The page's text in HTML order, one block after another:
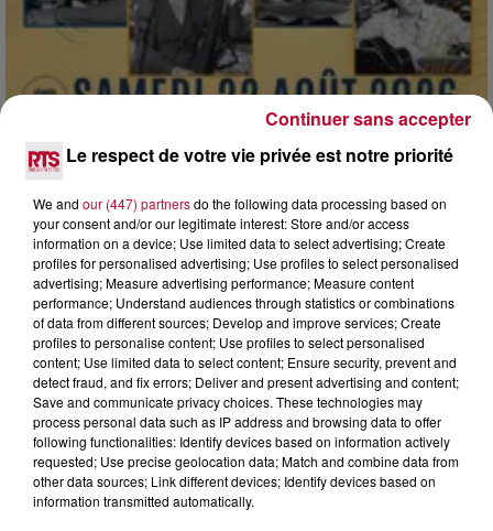
7 août 2026
DINER CONCERT À LA MJC DE MARSEILLAN
Le respect de votre vie privée est notre priorité
We and our (447) partnersdo the following data processing based on
your consent and/or our legitimate interest: Store and/or access
information on a device; Use limited data to select advertising; Create
profiles for personalised advertising; Use profiles to select personalised
advertising; Measure advertising performance; Measure content
performance; Understand audiences through statistics or combinations
of data from different sources; Develop and improve services; Create
profiles to personalise content; Use profiles to select personalised
content; Use limited data to select content; Ensure security, prevent and
detect fraud, and fix errors; Deliver and present advertising and content;
Save and communicate privacy choices. These technologies may
process personal data such as IP address and browsing data to offer
following functionalities: Identify devices based on information actively
requested; Use precise geolocation data; Match and combine data from
other data sources; Link different devices; Identify devices based on
information transmitted automatically.
Continuer sans accepter